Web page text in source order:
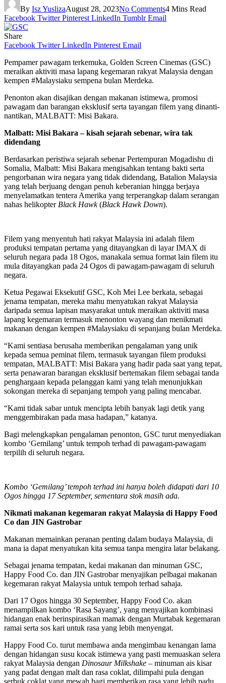
By Isz YuslizaAugust 28, 2023No Comments4 Mins Read
Facebook Twitter Pinterest LinkedIn Tumblr Email
Share
Facebook Twitter LinkedIn Pinterest Email
Pempamer pawagam terkemuka, Golden Screen Cinemas (GSC)
meraikan aktiviti masa lapang kegemaran rakyat Malaysia dengan
kempen #Malaysiaku sempena bulan Merdeka.
Penonton akan disajikan dengan makanan istimewa, promosi
pawagam dan barangan eksklusif serta tayangan filem yang dinanti-
nantikan, MALBATT: Misi Bakara.
Malbatt: Misi Bakara – kisah sejarah sebenar, wira tak
didendang
Berdasarkan peristiwa sejarah sebenar Pertempuran Mogadishu di
Somalia, Malbatt: Misi Bakara mengisahkan tentang bakti serta
pengorbanan wira negara yang tidak didendang, Batalion Malaysia
yang telah berjuang dengan penuh keberanian hingga berjaya
menyelamatkan tentera Amerika yang terperangkap dalam serangan
nahas helikopter Black Hawk(Black Hawk Down).
Filem yang menyentuh hati rakyat Malaysia ini adalah filem
produksi tempatan pertama yang ditayangkan di layar IMAX di
seluruh negara pada 18 Ogos, manakala semua format lain filem itu
mula ditayangkan pada 24 Ogos di pawagam-pawagam di seluruh
negara.
Ketua Pegawai Eksekutif GSC, Koh Mei Lee berkata, sebagai
jenama tempatan, mereka mahu menyatukan rakyat Malaysia
daripada semua lapisan masyarakat untuk meraikan aktiviti masa
lapang kegemaran termasuk menonton wayang dan menikmati
makanan dengan kempen #Malaysiaku di sepanjang bulan Merdeka.
“Kami sentiasa berusaha memberikan pengalaman yang unik
kepada semua peminat filem, termasuk tayangan filem produksi
tempatan, MALBATT: Misi Bakara yang hadir pada saat yang tepat,
serta penawaran barangan eksklusif bertemakan filem sebagai tanda
penghargaan kepada pelanggan kami yang telah menunjukkan
sokongan mereka di sepanjang tempoh yang paling mencabar.
“Kami tidak sabar untuk mencipta lebih banyak lagi detik yang
menggembirakan pada masa hadapan,” katanya.
Bagi melengkapkan pengalaman penonton, GSC turut menyediakan
kombo ‘Gemilang’ untuk tempoh terhad di pawagam-pawagam
terpilih di seluruh negara.
Kombo ‘Gemilang’ tempoh terhad ini hanya boleh didapati dari 10
Ogos hingga 17 September, sementara stok masih ada.
Nikmati makanan kegemaran rakyat Malaysia di Happy Food
Co dan JIN Gastrobar
Makanan memainkan peranan penting dalam budaya Malaysia, di
mana ia dapat menyatukan kita semua tanpa mengira latar belakang.
Sebagai jenama tempatan, kedai makanan dan minuman GSC,
Happy Food Co. dan JIN Gastrobar menyajikan pelbagai makanan
kegemaran rakyat Malaysia untuk tempoh terhad sahaja.
Dari 17 Ogos hingga 30 September, Happy Food Co. akan
menampilkan kombo ‘Rasa Sayang’, yang menyajikan kombinasi
hidangan enak berinspirasikan mamak dengan Murtabak kegemaran
ramai serta sos kari untuk rasa yang lebih menyengat.
Happy Food Co. turut membawa anda mengimbau kenangan lama
dengan hidangan susu kocak istimewa yang pasti memuaskan selera
rakyat Malaysia dengan Dinosaur Milkshake – minuman ais kisar
yang padat dengan malt dan rasa coklat, dilimpahi pula dengan
serbuk coklat yang mewah bagi memberikan rasa yang lebih padu.